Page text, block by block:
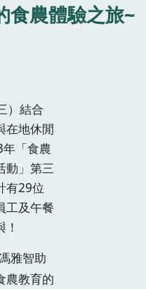
食農體驗之旅~
）結合
在地休閒
「食農
動」第三
有29位
工及午餐
雅智助
農教育的